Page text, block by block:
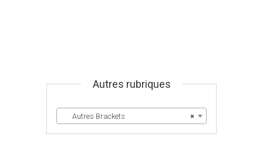
Autres rubriques
×
Autres Brackets